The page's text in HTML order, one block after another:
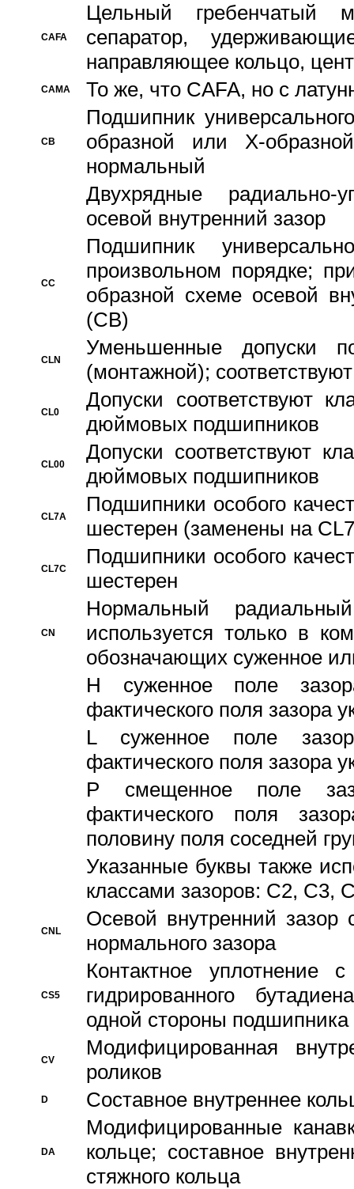
CAFA
Цельный гребенчатый
сепаратор,
направляющее кольцо,
CAMA То же, что CAFA, но с
CB
Подшипник
образной или Х-
нормальный
Двухрядные радиально-
осевой внутренний зазор
CC
Подшипник
произвольном порядке;
образной схеме осевой
(CB)
CLN
Уменьшенные
(монтажной);
CL0
Допуски соответствуют
дюймовых подшипников
CL00
Допуски соответствуют
дюймовых подшипников
CL7A
Подшипники особого
шестерен (заменены на
CL7C
Подшипники особого
шестерен
CN
Hормальный
используется только в
обозначающих суженное
H суженное поле
фактического поля зазора
L суженное поле
фактического поля зазора
P смещенное поле
фактического поля
половину поля соседней
Указанные буквы также
классами зазоров: С2,
CNL
Осевой внутренний зазор
нормального зазора
CS5
Контактное уплотнение
гидрированного
одной стороны подшипника
CV
Модифицированная
роликов
D Составное внутреннее
DA
Модифицированные
кольце; составное
стяжного кольца